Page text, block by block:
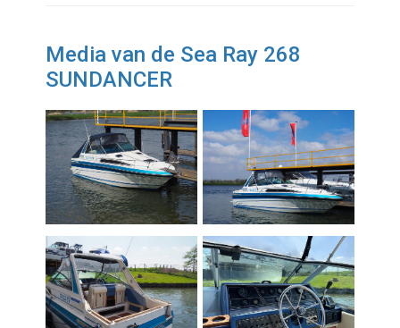
Media van de Sea Ray 268
SUNDANCER